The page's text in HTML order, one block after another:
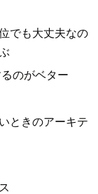
でも大丈夫なの
のがベター
ときのアーキテ